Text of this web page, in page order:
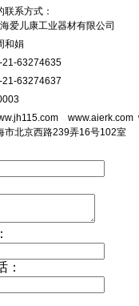
联系方式：
爱儿康工业器材有限公司
和娟
21-63274635
21-63274637
www.aierk.com
市北京西路239弄16号102室
：